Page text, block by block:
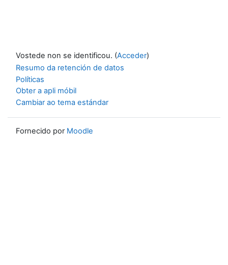
Vostede non se identificou. (Acceder)
Resumo da retención de datos
Políticas
Obter a apli móbil
Cambiar ao tema estándar
Fornecido por Moodle